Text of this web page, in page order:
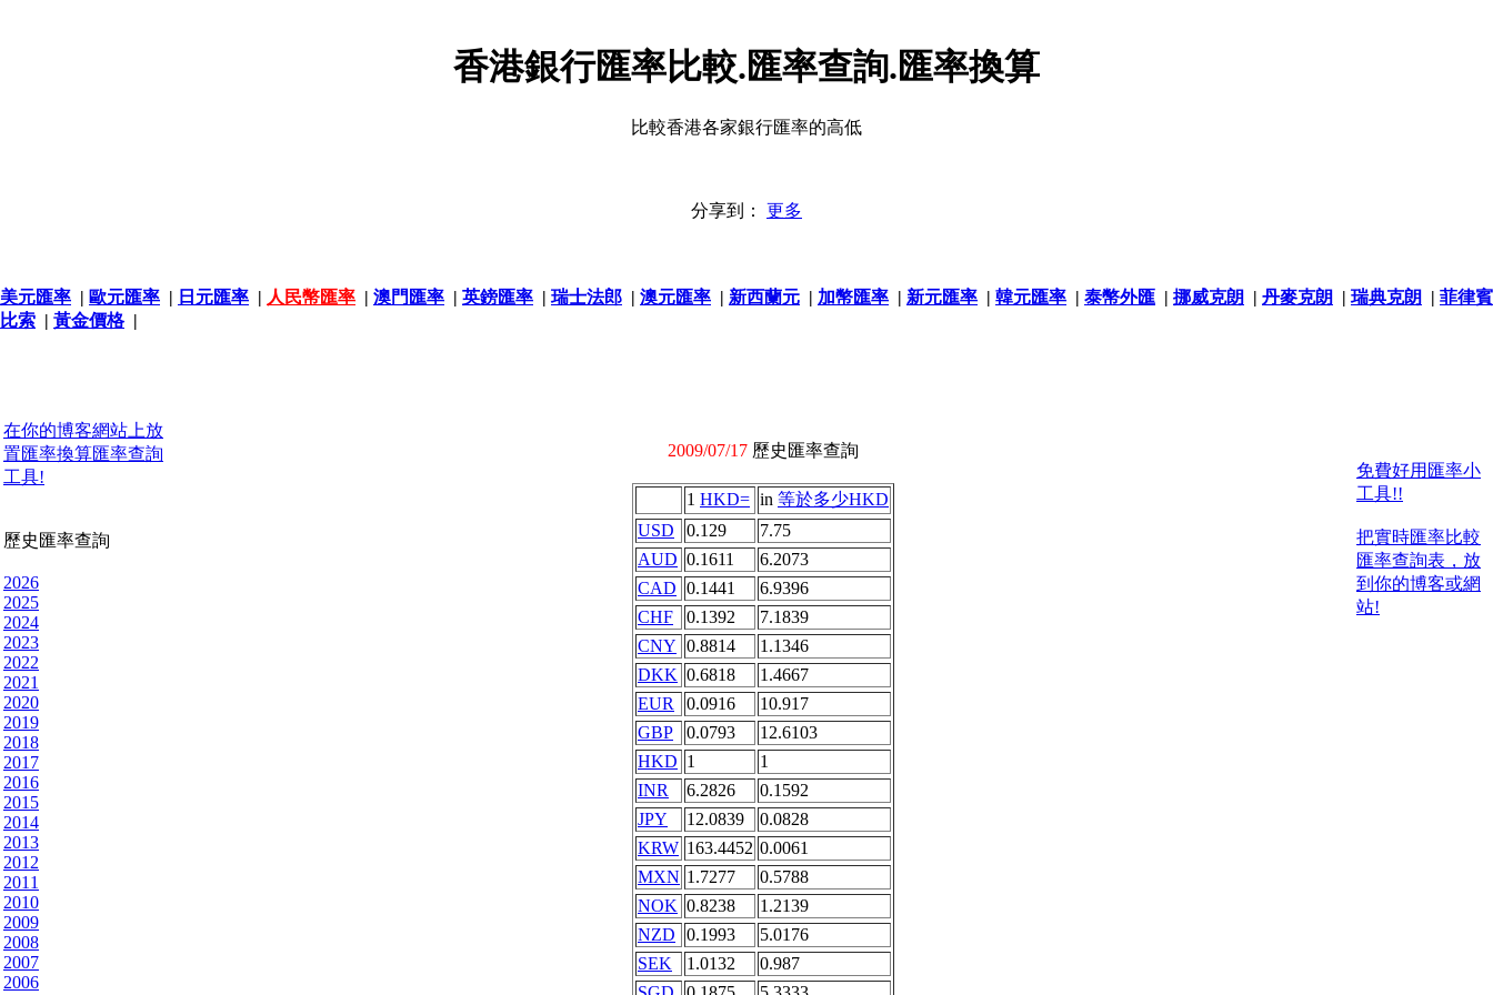
香港銀行匯率比較.匯率查詢.匯率換算
比較香港各家銀行匯率的高低
分享到： 更多
美元匯率 | 歐元匯率 | 日元匯率 | 人民幣匯率 | 澳門匯率 | 英鎊匯率 | 瑞士法郎 | 澳元匯率 | 新西蘭元 | 加幣匯率 | 新元匯率 | 韓元匯率 | 泰幣外匯 | 挪威克朗 | 丹麥克朗 | 瑞典克朗 | 菲律賓
比索 | 黃金價格|
在你的博客網站上放
置匯率換算匯率查詢
工具!
歷史匯率查詢
2026
2025
2024
2023
2022
2021
2020
2019
2018
2017
2016
2015
2014
2013
2012
2011
2010
2009
2008
2007
2006
2009/07/17 歷史匯率查詢
1 HKD= in 等於多少HKD
USD
0.129
7.75
AUD 0.1611
6.2073
CAD 0.1441
6.9396
CHF
0.1392
7.1839
CNY 0.8814
1.1346
DKK 0.6818
1.4667
EUR
0.0916
10.917
GBP
0.0793
12.6103
HKD 1
1
INR
6.2826
0.1592
JPY
12.0839
0.0828
KRW 163.4452 0.0061
MXN 1.7277
0.5788
NOK 0.8238
1.2139
NZD
0.1993
5.0176
SEK
1.0132
0.987
免費好用匯率小
工具!!
把實時匯率比較
匯率查詢表，放
到你的博客或網
站!